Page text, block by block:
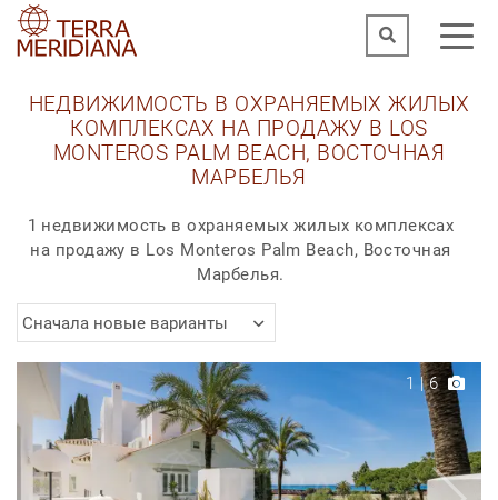
НЕДВИЖИМОСТЬ В ОХРАНЯЕМЫХ ЖИЛЫХ
КОМПЛЕКСАХ НА ПРОДАЖУ В LOS
MONTEROS PALM BEACH, ВОСТОЧНАЯ
МАРБЕЛЬЯ
1 недвижимость в охраняемых жилых комплексах
на продажу в Los Monteros Palm Beach, Восточная
Марбелья.
Сначала новые варианты
1 |6